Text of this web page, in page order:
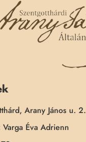
Arany János u. 2.
Varga Éva Adrienn